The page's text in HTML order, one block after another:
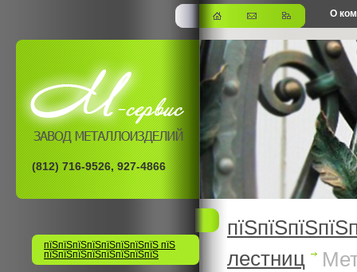
О
офис
(812) 716-9526, 927-4866
пїЅпїЅпїЅпїЅпїЅпїЅпїЅпїЅ пїЅ
пїЅпїЅпїЅпїЅпїЅпїЅпїЅпїЅ
лестниц